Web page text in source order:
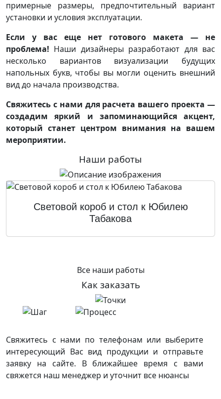
примерные размеры, предпочтительный вариант
установки и условия эксплуатации.
Если у вас еще нет готового макета — не
проблема! Наши дизайнеры разработают для вас
несколько вариантов визуализации будущих
напольных букв, чтобы вы могли оценить внешний
вид до начала производства.
Свяжитесь с нами для расчета вашего проекта —
создадим яркий и запоминающийся акцент,
который станет центром внимания на вашем
мероприятии.
Наши работы
Световой короб и стол к Юбилею
Табакова
Все наши работы
Как заказать
Свяжитесь с нами по телефонам или выберите
интересующий Вас вид продукции и отправьте
заявку на сайте. В ближайшее время с вами
свяжется наш менеджер и уточнит все нюансы